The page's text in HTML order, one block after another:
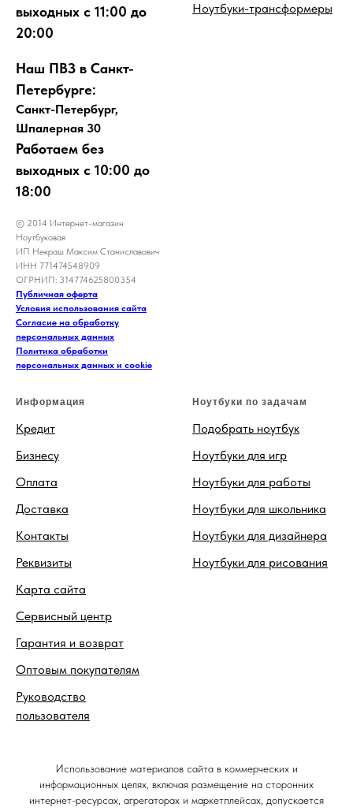
выходных с 11:00 до
20:00
Наш ПВЗ в Санкт-
Петербурге:
Санкт-Петербург,
Шпалерная 30
Работаем без
выходных с 10:00 до
18:00
© 2014 Интернет-магазин
Ноутбуковая
ИП Некраш Максим Станиславович
ИНН 771474548909
ОГРНИП: 314774625800354
Публичная оферта
Условия использования сайта
Согласие на обработку
персональных данных
Политика обработки
персональных данных и cookie
Ноутбуки-трансформеры
Информация
Кредит
Бизнесу
Оплата
Доставка
Контакты
Реквизиты
Карта сайта
Сервисный центр
Гарантия и возврат
Оптовым покупателям
Руководство
пользователя
Ноутбуки по задачам
Подобрать ноутбук
Ноутбуки для игр
Ноутбуки для работы
Ноутбуки для школьника
Ноутбуки для дизайнера
Ноутбуки для рисования
Использование материалов сайта в коммерческих и
информационных целях, включая размещение на сторонних
интернет-ресурсах, агрегаторах и маркетплейсах, допускается